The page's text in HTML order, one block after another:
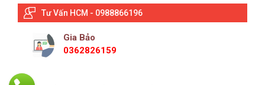
Tư Vấn HCM - 0988866196
Gia Bảo
0362826159